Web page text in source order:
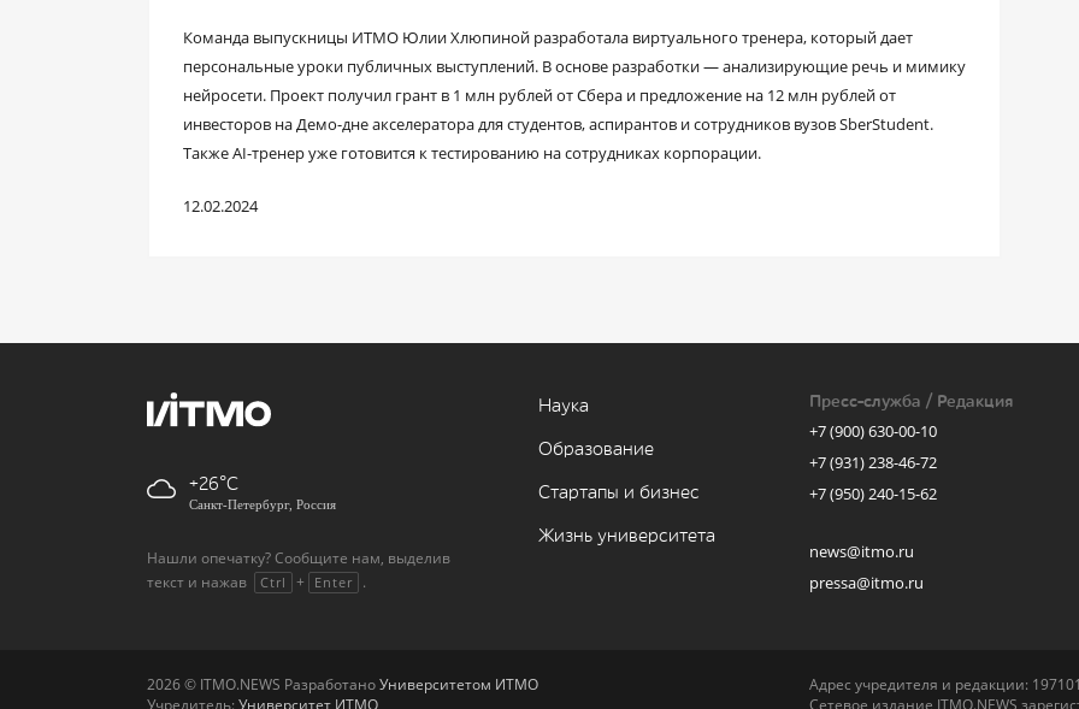
Команда выпускницы ИТМО Юлии Хлюпиной разработала виртуального тренера, который дает
персональные уроки публичных выступлений. В основе разработки — анализирующие речь и мимику
нейросети. Проект получил грант в 1 млн рублей от Сбера и предложение на 12 млн рублей от
инвесторов на Демо-дне акселератора для студентов, аспирантов и сотрудников вузов SberStudent.
Также AI-тренер уже готовится к тестированию на сотрудниках корпорации.
12.02.2024
+26
Санкт-Петербург, Россия
Нашли опечатку? Сообщите нам, выделив
текст и нажав
Ctrl + Enter .
Наука
Образование
Стартапы и бизнес
Жизнь университета
Пресс-служба / Редакция
+7 (900) 630-00-10
+7 (931) 238-46-72
+7 (950) 240-15-62
news@itmo.ru
pressa@itmo.ru
2026 © ITMO.NEWS РазработаноУниверситетом ИТМО
Учредитель: Университет ИТМО
Адрес учредителя и редакции:
Сетевое издание ITMO.NEWS